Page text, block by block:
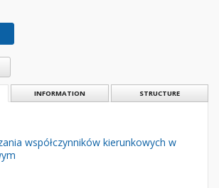
INFORMATION STRUCTURE
współczynników kierunkowych w